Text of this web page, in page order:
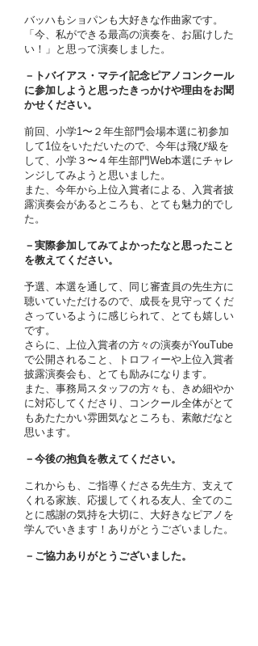
バッハもショパンも大好きな作曲家です。
「今、私ができる最高の演奏を、お届けした
い！」と思って演奏しました。
－トバイアス・マテイ記念ピアノコンクール
に参加しようと思ったきっかけや理由をお聞
かせください。
前回、小学1〜２年生部門会場本選に初参加
して1位をいただいたので、今年は飛び級を
して、小学３〜４年生部門Web本選にチャレ
ンジしてみようと思いました。
また、今年から上位入賞者による、入賞者披
露演奏会があるところも、とても魅力的でし
た。
－実際参加してみてよかったなと思ったこと
を教えてください。
予選、本選を通して、同じ審査員の先生方に
聴いていただけるので、成長を見守ってくだ
さっているように感じられて、とても嬉しい
です。
さらに、上位入賞者の方々の演奏がYouTube
で公開されること、トロフィーや上位入賞者
披露演奏会も、とても励みになります。
また、事務局スタッフの方々も、きめ細やか
に対応してくださり、コンクール全体がとて
もあたたかい雰囲気なところも、素敵だなと
思います。
－今後の抱負を教えてください。
これからも、ご指導くださる先生方、支えて
くれる家族、応援してくれる友人、全てのこ
とに感謝の気持を大切に、大好きなピアノを
学んでいきます！ありがとうございました。
－ご協力ありがとうございました。